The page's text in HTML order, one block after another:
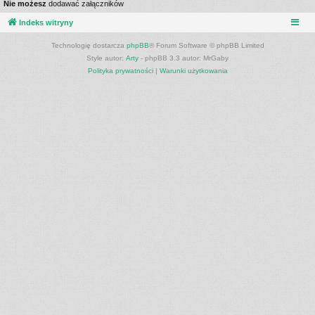
Nie możesz dodawać załączników
Indeks witryny
Technologię dostarcza phpBB® Forum Software © phpBB Limited
Style autor: Arty - phpBB 3.3 autor: MrGaby
Polityka prywatności| Warunki użytkowania